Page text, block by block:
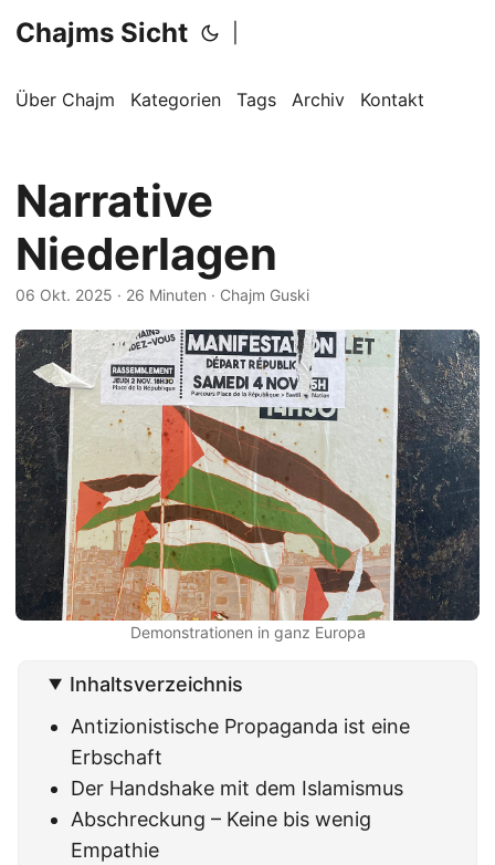
Chajms Sicht
Über Chajm Kategorien Tags Archiv Kontakt
Narrative
Niederlagen
06 Okt. 2025 · 26 Minuten · Chajm Guski
Demonstrationen in ganz Europa
Inhaltsverzeichnis
Antizionistische Propaganda ist eine
Erbschaft
Der Handshake mit dem Islamismus
Abschreckung – Keine bis wenig
Empathie